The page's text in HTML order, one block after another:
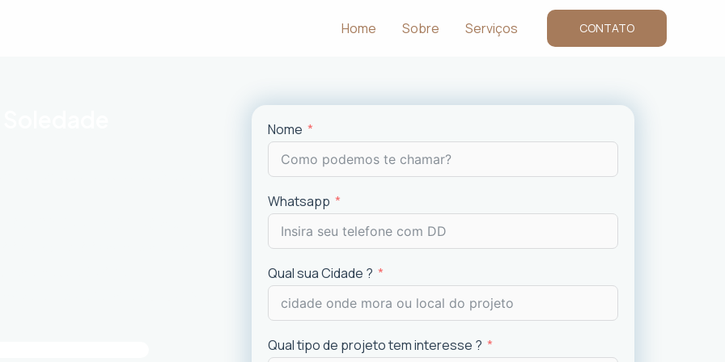
Home Sobre Serviços CONTATO
Nome
Whatsapp
Qual sua Cidade ?
Qual tipo de projeto tem interesse ?